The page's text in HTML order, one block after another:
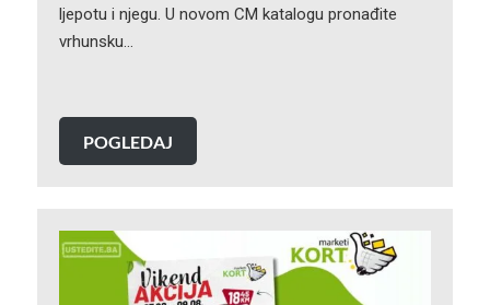
ljepotu i njegu. U novom CM katalogu pronađite
vrhunsku…
POGLEDAJ